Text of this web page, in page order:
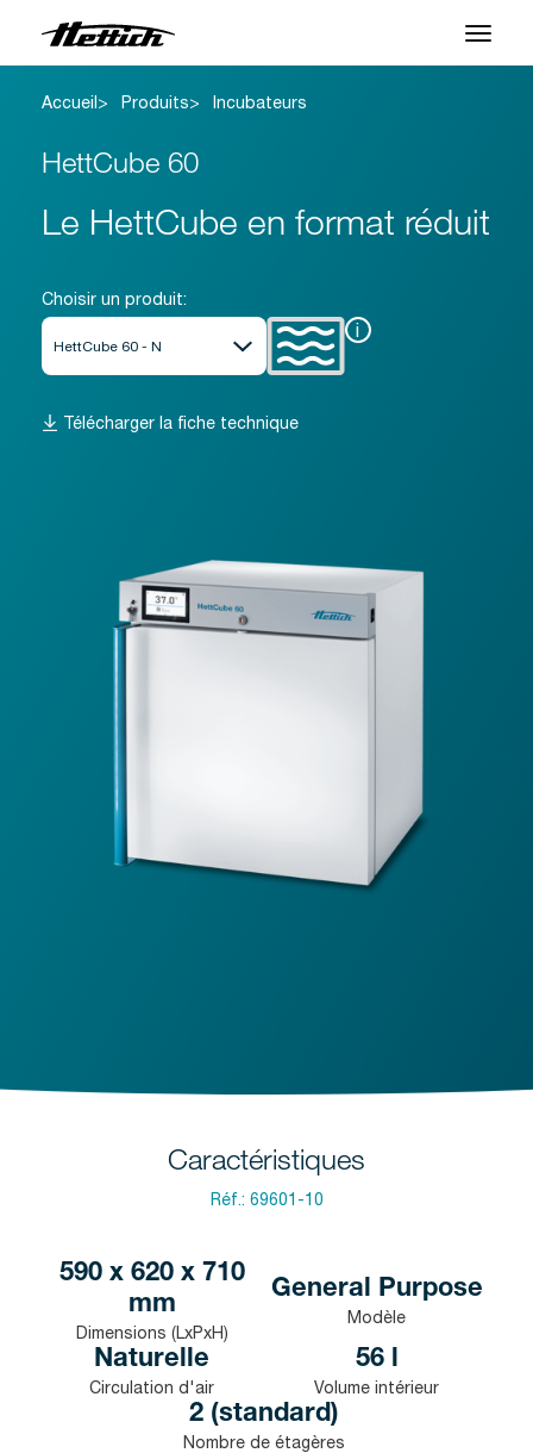
Produits
Applications
Centre SAV
Contact
Actualités et Événements
Accueil Produits Incubateurs
HettCube 60
Le HettCube en format réduit
Choisir un produit:
i
Télécharger la fiche technique
Caractéristiques
Réf.: 69601-10
590 x 620 x 710
mm
Dimensions (LxPxH)
General Purpose
Modèle
Naturelle
Circulation d'air
56 l
Volume intérieur
2 (standard)
Nombre de étagères